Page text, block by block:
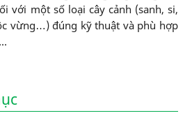
với một số loại cây cảnh (sanh, si,
vừng…) đúng kỹ thuật và phù hợp